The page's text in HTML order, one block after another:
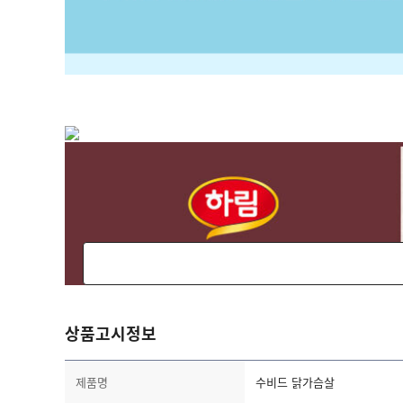
상품고시정보
제품명 수비드 닭가슴살